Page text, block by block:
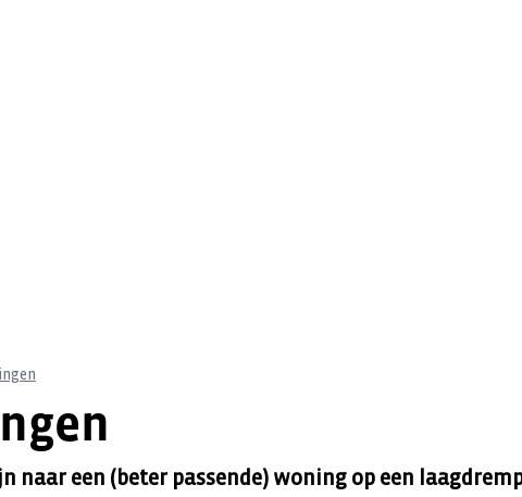
naar een (beter passende) woning op een